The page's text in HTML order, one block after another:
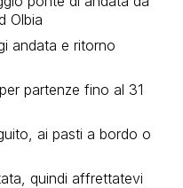
Olbia
andata e ritorno
partenze fino al 31
ai pasti a bordo o
quindi affrettatevi